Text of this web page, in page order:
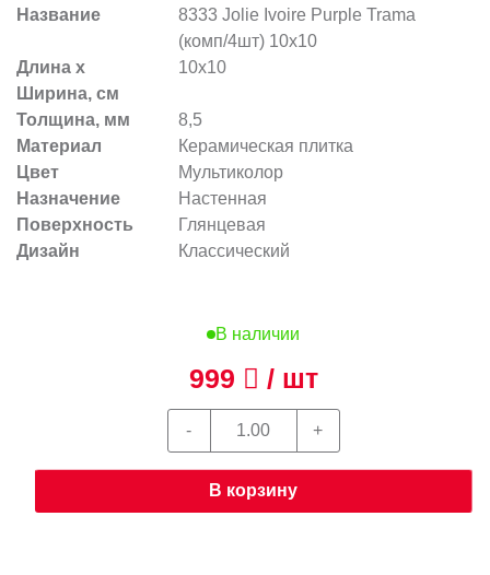
Название
8333 Jolie Ivoire Purple Trama
(комп/4шт) 10х10
Длина х
Ширина, см
10x10
Толщина, мм
8,5
Материал
Керамическая плитка
Цвет
Мультиколор
Назначение
Настенная
Поверхность
Глянцевая
Дизайн
Классический
В наличии
999 / шт
В корзину